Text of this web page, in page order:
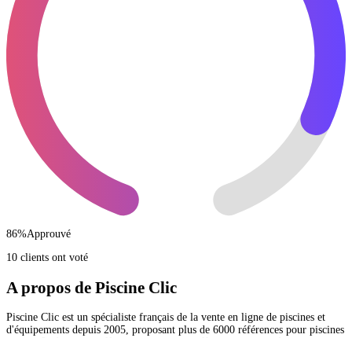
86%Approuvé
10 clients ont voté
A propos de Piscine Clic
Piscine Clic est un spécialiste français de la vente en ligne de piscines et
d'équipements depuis 2005, proposant plus de 6000 références pour piscines